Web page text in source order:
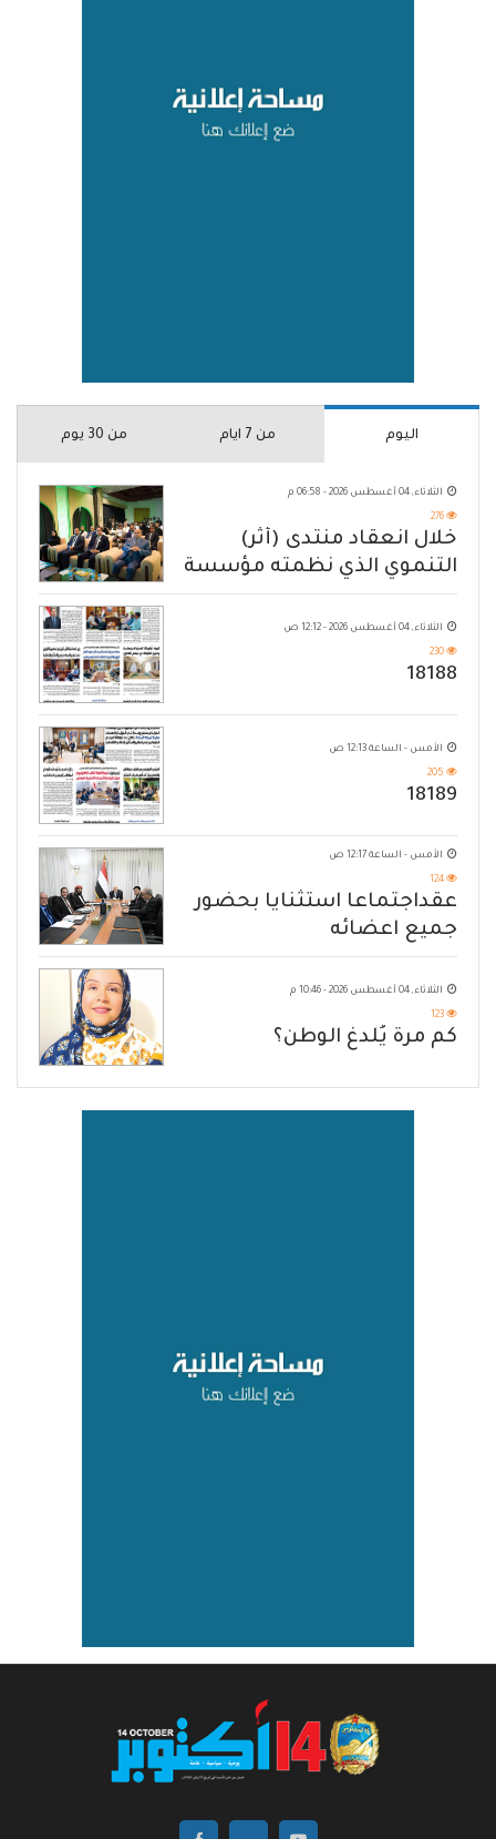
اليوم من 7 ايام من 30 يوم
الثلاثاء, 04 أغسطس 2026 - 06:58 م
276
خلال انعقاد منتدى (أثر)
التنموي الذي نظمته مؤسسة
حضرموت
الثلاثاء, 04 أغسطس 2026 - 12:12 ص
230
18188
الأمس - الساعة 12:13 ص
205
18189
الأمس - الساعة 12:17 ص
124
عقداجتماعا استثنايا بحضور
جميع اعضائه
الثلاثاء, 04 أغسطس 2026 - 10:46 م
123
كم مرة يُلدغ الوطن؟